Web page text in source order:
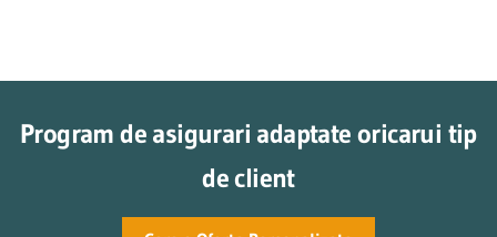
Program de asigurari adaptate oricarui tip
de client